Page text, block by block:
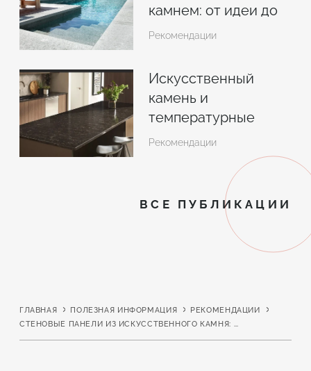
камнем: от идеи до
реализации
Рекомендации
Искусственный
камень и
температурные
перепады: правила
Рекомендации
ВСЕ ПУБЛИКАЦИИ
ГЛАВНАЯ ПОЛЕЗНАЯ ИНФОРМАЦИЯ
РЕКОМЕНДАЦИИ
СТЕНОВЫЕ ПАНЕЛИ ИЗ ИСКУССТВЕННОГО КАМНЯ: ПОЧЕМУ ОНИ НИКОГДА НЕ ВЫЙДУТ ИЗ МОДЫ?